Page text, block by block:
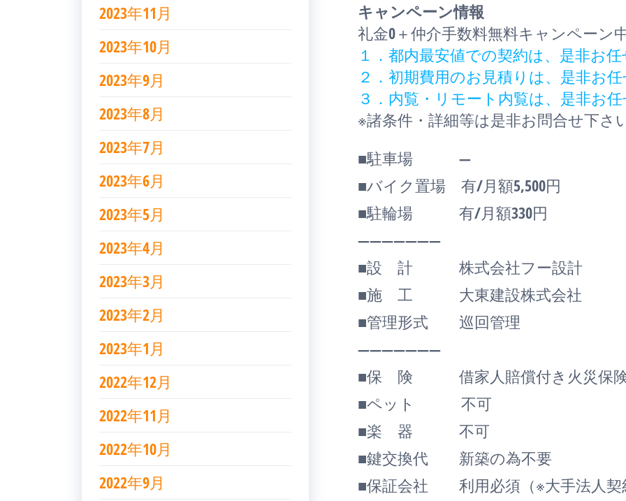
キャンペーン情報
礼金0＋仲介手数料無料キャンペーン
１．都内最安値での契約は、是非お
２．初期費用のお見積りは、是非お
３．内覧・リモート内覧は、是非お
※諸条件・詳細等は是非お問合せ下さ
■駐車場 ―
■バイク置場 有/月額5,500円
■駐輪場 有/月額330円
―――――――
■設 計 株式会社フー設計
■施 工 大東建設株式会社
■管理形式 巡回管理
―――――――
■保 険 借家人賠償付き火災保険
■ペット 不可
■楽 器 不可
■鍵交換代 新築の為不要
■保証会社 利用必須（※大手法人契
2023年11月
2023年10月
2023年9月
2023年8月
2023年7月
2023年6月
2023年5月
2023年4月
2023年3月
2023年2月
2023年1月
2022年12月
2022年11月
2022年10月
2022年9月